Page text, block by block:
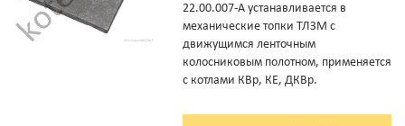
22.00.007-А устанавливается в
механические топки ТЛЗМ с
движущимся ленточным
колосниковым полотном, применяется
с котлами КВр, КЕ, ДКВр.